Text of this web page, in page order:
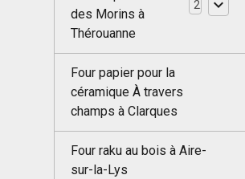
des Morins à
Thérouanne
Four papier pour la
céramique À travers
champs à Clarques
Four raku au bois à Aire-
sur-la-Lys